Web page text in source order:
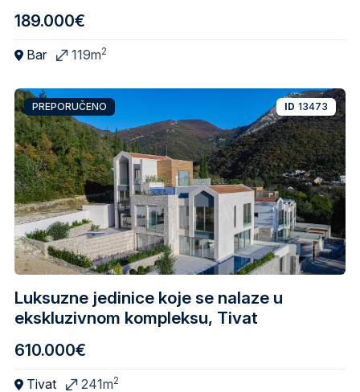
189.000€
Bar 119m2
Luksuzne jedinice koje se nalaze u
ekskluzivnom kompleksu, Tivat
PREPORUČENO ID 13473
610.000€
Tivat 241m2